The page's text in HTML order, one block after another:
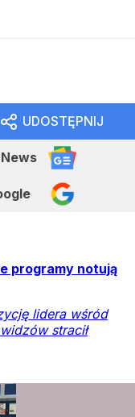
UDOSTĘPNIJ
programy notują
lidera wśród
stracił